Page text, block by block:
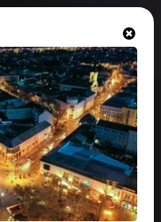
az
csalások